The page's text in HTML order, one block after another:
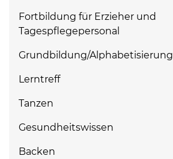
Fortbildung für Erzieher und
Tagespflegepersonal
Grundbildung/Alphabetisierung
Lerntreff
Tanzen
Gesundheitswissen
Backen